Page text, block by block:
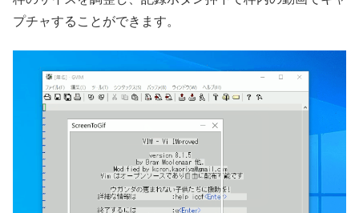
プチャすることができます。